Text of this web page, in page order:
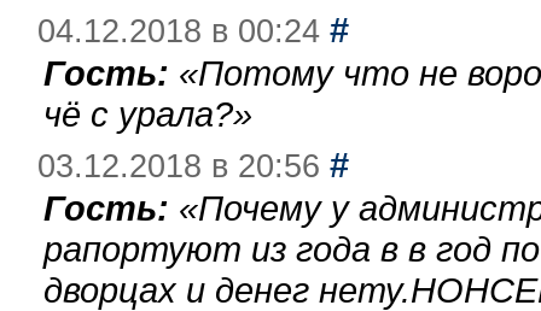
04.12.2018 в 00:24 #
Гость: «Потому что не
чё с урала?»
03.12.2018 в 20:56 #
Гость: «Почему у
рапортуют из года в в год
дворцах и денег